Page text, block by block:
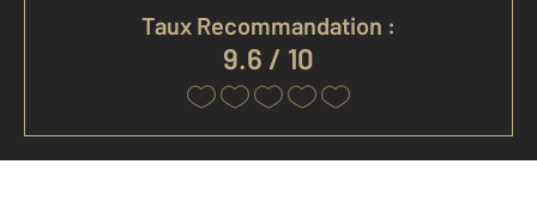
Taux Recommandation :
9.6 / 10